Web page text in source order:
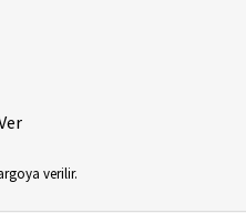
verilir.